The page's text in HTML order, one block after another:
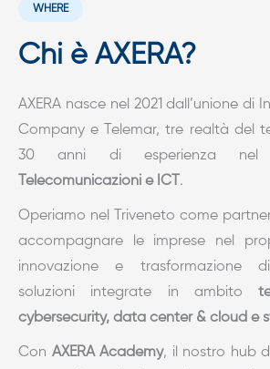
WHERE
Chi è AXERA?
AXERA nasce nel 2021 dall’unione di
Company e Telemar, tre realtà del
30 anni di esperienza nel
Telecomunicazioni e ICT .
Operiamo nel Triveneto come
accompagnare le imprese nel
innovazione e trasformazione
soluzioni integrate in ambito
cybersecurity, data center & cloud e
Con AXERA Academy, il nostro hub